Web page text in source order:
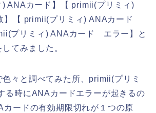
) ANAカード】【 primii(プリミィ)
【 primii(プリミィ) ANAカード
プリミィ) ANAカード エラー】と
てみました。
々と調べてみた所、primii(プリミ
る時にANAカードエラーが起きるの
カードの有効期限切れが１つの原